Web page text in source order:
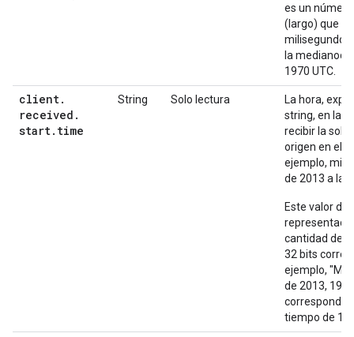
es un
(largo) que
milisegundos
la
1970 UTC.
client.
received .
start. time
String Solo lectura
La hora,
string, en la
recibir la
origen en el
ejemplo,
de 2013 a las
Este valor de
cantidad de
32 bits
ejemplo,
de 2013,
corresponde
tiempo de